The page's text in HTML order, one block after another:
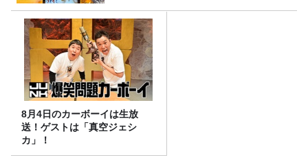
8月4日のカーボーイは生放
送！ゲストは「真空ジェシ
カ」！